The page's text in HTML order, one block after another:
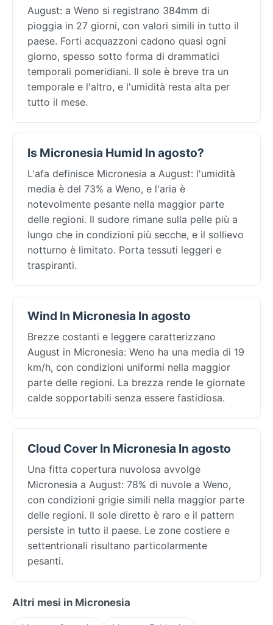
August: a Weno si registrano 384mm di
pioggia in 27 giorni, con valori simili in tutto il
paese. Forti acquazzoni cadono quasi ogni
giorno, spesso sotto forma di drammatici
temporali pomeridiani. Il sole è breve tra un
temporale e l'altro, e l'umidità resta alta per
tutto il mese.
Is Micronesia Humid In agosto?
L'afa definisce Micronesia a August: l'umidità
media è del 73% a Weno, e l'aria è
notevolmente pesante nella maggior parte
delle regioni. Il sudore rimane sulla pelle più a
lungo che in condizioni più secche, e il sollievo
notturno è limitato. Porta tessuti leggeri e
traspiranti.
Wind In Micronesia In agosto
Brezze costanti e leggere caratterizzano
August in Micronesia: Weno ha una media di 19
km/h, con condizioni uniformi nella maggior
parte delle regioni. La brezza rende le giornate
calde sopportabili senza essere fastidiosa.
Cloud Cover In Micronesia In agosto
Una fitta copertura nuvolosa avvolge
Micronesia a August: 78% di nuvole a Weno,
con condizioni grigie simili nella maggior parte
delle regioni. Il sole diretto è raro e il pattern
persiste in tutto il paese. Le zone costiere e
settentrionali risultano particolarmente
pesanti.
Altri mesi in Micronesia